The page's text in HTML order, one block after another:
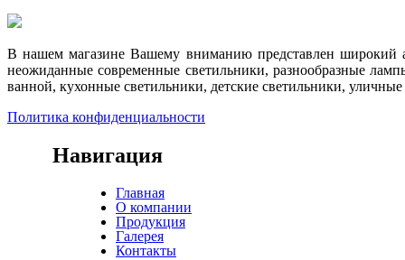
В нашем магазине Вашему вниманию представлен широкий
неожиданные современные светильники, разнообразные
ванной, кухонные светильники, детские светильники,
Политика конфиденциальности
Навигация
Главная
О компании
Продукция
Галерея
Контакты